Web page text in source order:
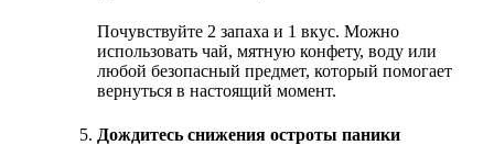
Почувствуйте 2 запаха и 1 вкус. Можно
использовать чай, мятную конфету, воду или
любой безопасный предмет, который помогает
вернуться в настоящий момент.
Дождитесь снижения остроты паники